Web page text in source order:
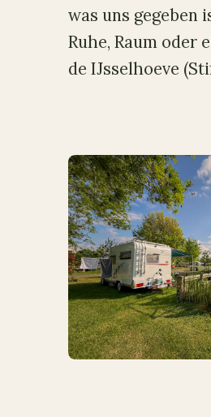
was uns gegeben
Ruhe, Raum oder
de IJsselhoeve